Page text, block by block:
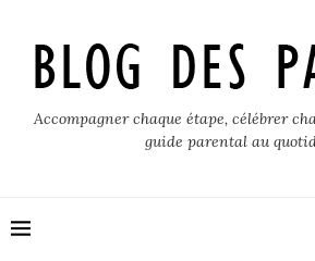
Accompagner chaque étape, célébrer
guide parental au